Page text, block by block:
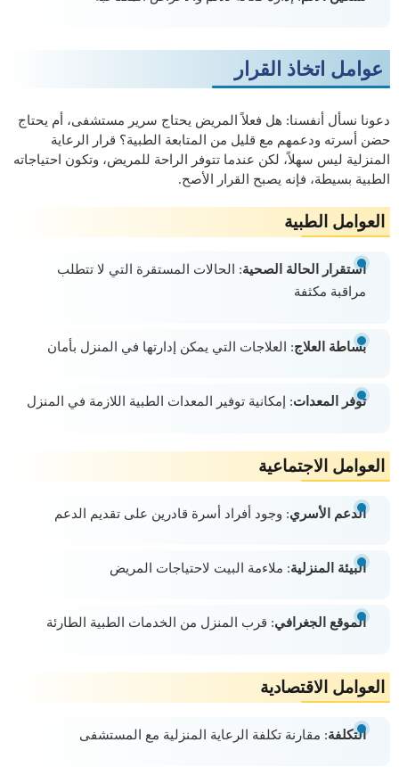
عوامل اتخاذ القرار
دعونا نسأل أنفسنا: هل فعلاً المريض يحتاج سرير مستشفى، أم يحتاج
حضن أسرته ودعمهم مع قليل من المتابعة الطبية؟ قرار الرعاية
المنزلية ليس سهلاً، لكن عندما تتوفر الراحة للمريض، وتكون احتياجاته
الطبية بسيطة، فإنه يصبح القرار الأصح.
العوامل الطبية
استقرار الحالة الصحية: الحالات المستقرة التي لا تتطلب
مراقبة مكثفة
بساطة العلاج: العلاجات التي يمكن إدارتها في المنزل بأمان
توفر المعدات: إمكانية توفير المعدات الطبية اللازمة في المنزل
العوامل الاجتماعية
الدعم الأسري: وجود أفراد أسرة قادرين على تقديم الدعم
البيئة المنزلية: ملاءمة البيت لاحتياجات المريض
الموقع الجغرافي: قرب المنزل من الخدمات الطبية الطارئة
العوامل الاقتصادية
التكلفة: مقارنة تكلفة الرعاية المنزلية مع المستشفى